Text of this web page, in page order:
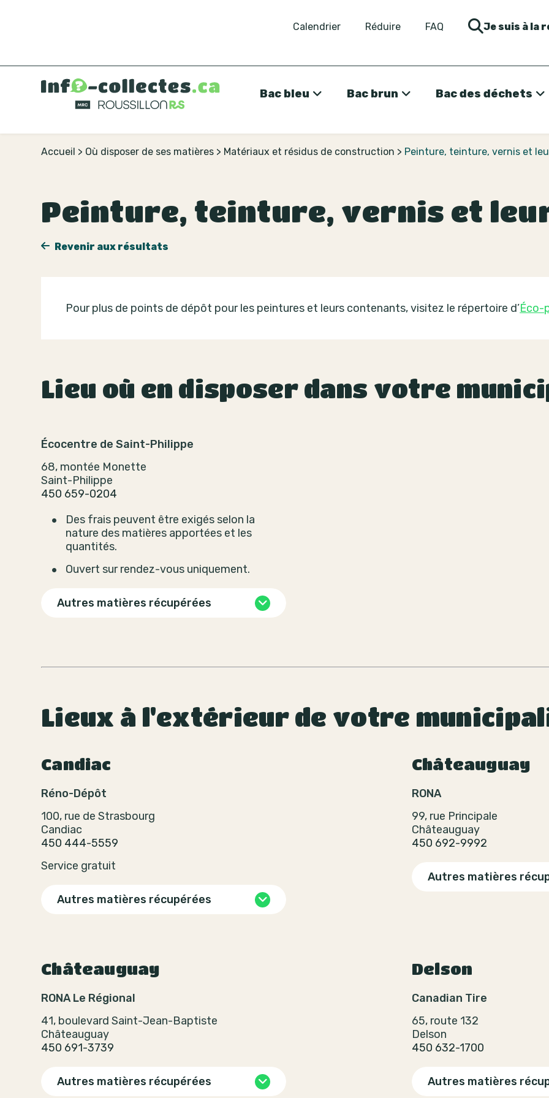
Calendrier Réduire FAQ Je suis à la
Bac bleu Bac brun Bac des déchets
Accueil > Où disposer de ses matières > Matériaux et résidus de construction > Peinture, teinture, vernis et
Peinture, teinture, vernis et
Revenir aux résultats
Pour plus de points de dépôt pour les peintures et leurs contenants, visitez le répertoire d’Éco-
Lieu où en disposer dans votre
Écocentre de Saint-Philippe
68, montée Monette
Saint-Philippe
450 659-0204
Des frais peuvent être exigés selon la
nature des matières apportées et les
quantités.
Ouvert sur rendez-vous uniquement.
Autres matières récupérées
Lieux à l'extérieur de votre
Candiac
Réno-Dépôt
100, rue de Strasbourg
Candiac
450 444-5559
Service gratuit
Autres matières récupérées
Châteauguay
RONA
99, rue Principale
Châteauguay
450 692-9992
Autres matières
Châteauguay
RONA Le Régional
41, boulevard Saint-Jean-Baptiste
Châteauguay
450 691-3739
Autres matières récupérées
Delson
Canadian Tire
65, route 132
Delson
450 632-1700
Autres matières